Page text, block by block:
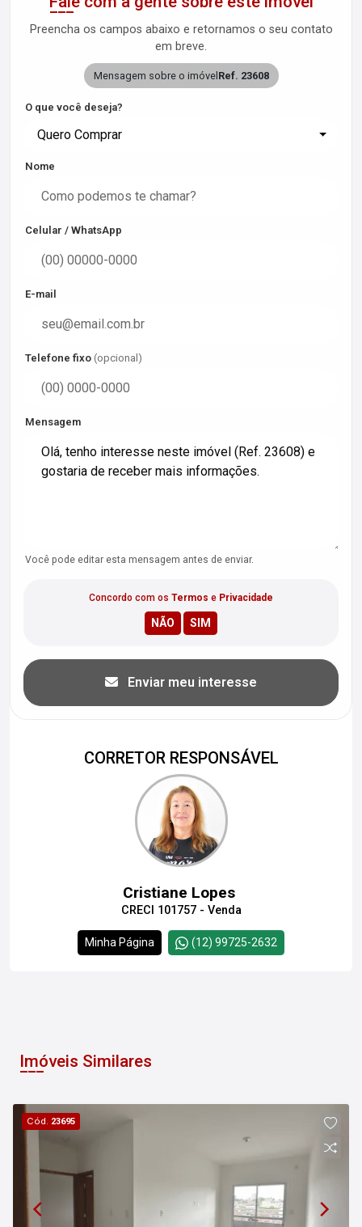
Preencha os campos abaixo e retornamos o seu contato
em breve.
Mensagem sobre o imóvel Ref. 23608
O que você deseja?
Quero Comprar
Nome
Celular / WhatsApp
E-mail
Telefone fixo (opcional)
Mensagem
Você pode editar esta mensagem antes de enviar.
Concordo com os Termos e Privacidade
Enviar meu interesse
CORRETOR RESPONSÁVEL
Cristiane Lopes
CRECI 101757 - Venda
Minha Página (12) 99725-2632
Imóveis Similares
Cód. 23695